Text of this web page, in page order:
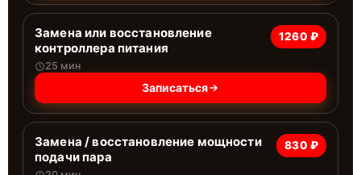
Замена или восстановление
контроллера питания
25 мин
1260 ₽
Записаться
Замена / восстановление мощности
подачи пара
830 ₽